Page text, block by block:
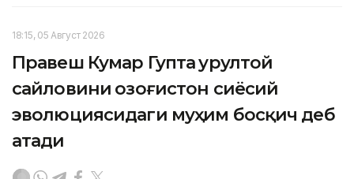
18:15, 05 Август 2026
Правеш Кумар Гупта Қурултой
сайловини Қозоғистон сиёсий
эволюциясидаги муҳим босқич деб
атади